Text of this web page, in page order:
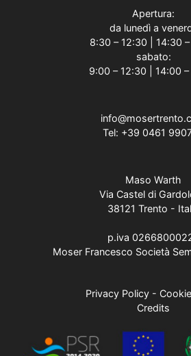
Apertura:
da lunedì a
8:30 – 12:30 | 14:30
sabato:
9:00 – 12:30 | 14:00
Tel: +39 0461
Maso Warth
Via Castel di
38121 Trento -
p.iva
Moser Francesco Società
Privacy Policy -
Credits